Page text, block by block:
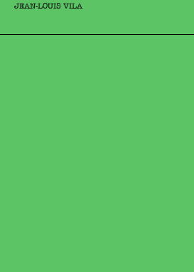
JEAN-LOUIS VILA